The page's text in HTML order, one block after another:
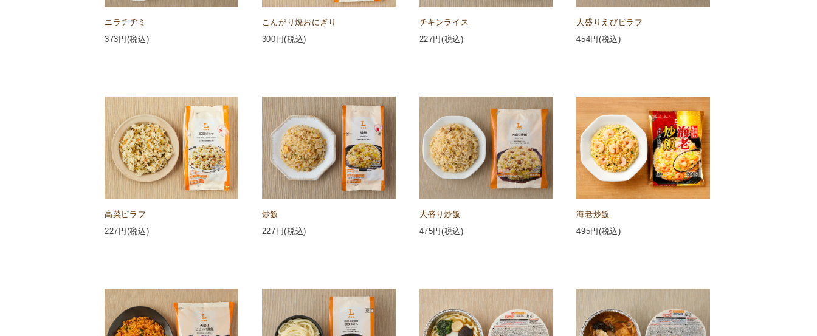
ニラチヂミ
373 円(税込)
こんがり焼おにぎり
300 円(税込)
チキンライス
227円(税込)
大盛りえびピラフ
454円(税込)
高菜ピラフ
227 円(税込)
炒飯
227 円(税込)
大盛り炒飯
475円(税込)
海老炒飯
495円(税込)